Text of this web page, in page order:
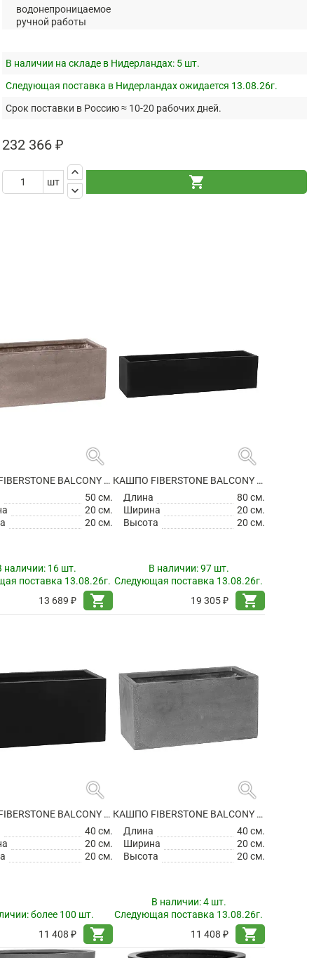
водонепроницаемое
ручной работы
В наличии на складе в Нидерландах: 5 шт.
Следующая поставка в Нидерландах ожидается 13.08.26г.
Срок поставки в Россию ≈ 10-20 рабочих дней.
232 366 ₽
шт
keyboard_arrow_up
keyboard_arrow_down
shopping_cart
search
КАШПО FIBERSTONE BALCONY S, TAUPE
50 см.
20 см.
20 см.
наличии: 16 шт.
поставка 13.08.26г.
13 689 ₽
shopping_cart
search
КАШПО FIBERSTONE BALCONY XL BLACK
Длина
80 см.
Ширина
20 см.
Высота
20 см.
В наличии:97 шт.
Следующая поставка 13.08.26г.
19 305 ₽
shopping_cart
search
КАШПО FIBERSTONE BALCONY XS BLACK
40 см.
20 см.
20 см.
более 100 шт.
11 408 ₽
shopping_cart
search
КАШПО FIBERSTONE BALCONY XS GREY
Длина
40 см.
Ширина
20 см.
Высота
20 см.
В наличии:4 шт.
Следующая поставка 13.08.26г.
11 408 ₽
shopping_cart